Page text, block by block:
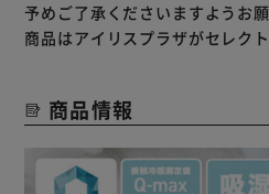
予めご了承くださいますようお
商品はアイリスプラザがセレク
商品情報